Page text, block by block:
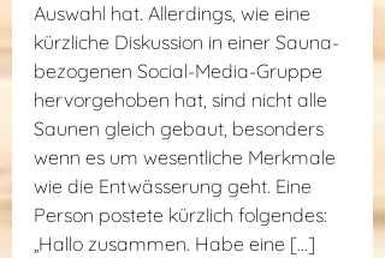
Auswahl hat. Allerdings, wie eine
kürzliche Diskussion in einer Sauna-
bezogenen Social-Media-Gruppe
hervorgehoben hat, sind nicht alle
Saunen gleich gebaut, besonders
wenn es um wesentliche Merkmale
wie die Entwässerung geht. Eine
Person postete kürzlich folgendes:
„Hallo zusammen. Habe eine [...]